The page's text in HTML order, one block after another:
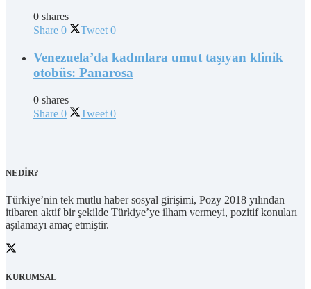
0 shares
Share 0 Tweet 0
Venezuela’da kadınlara umut taşıyan klinik
otobüs: Panarosa
0 shares
Share 0 Tweet 0
NEDİR?
Türkiye’nin tek mutlu haber sosyal girişimi, Pozy 2018 yılından
itibaren aktif bir şekilde Türkiye’ye ilham vermeyi, pozitif konuları
aşılamayı amaç etmiştir.
KURUMSAL